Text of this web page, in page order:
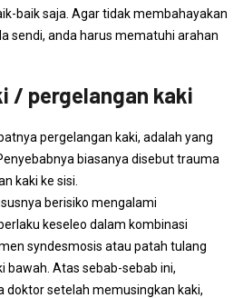
baik saja. Agar tidak membahayakan
sendi, anda harus mematuhi arahan
/ pergelangan kaki
pergelangan kaki, adalah yang
biasanya disebut trauma
kaki ke sisi.
berisiko mengalami
keseleo dalam kombinasi
syndesmosis atau patah tulang
bawah. Atas sebab-sebab ini,
doktor setelah memusingkan kaki,